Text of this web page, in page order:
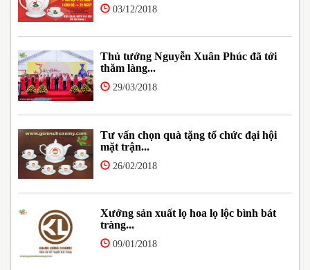
03/12/2018
Thủ tướng Nguyễn Xuân Phúc đã tới
thăm làng...
29/03/2018
Tư vấn chọn quà tặng tổ chức đại hội
mặt trận...
26/02/2018
Xưởng sản xuất lọ hoa lọ lộc bình bát
tràng...
09/01/2018